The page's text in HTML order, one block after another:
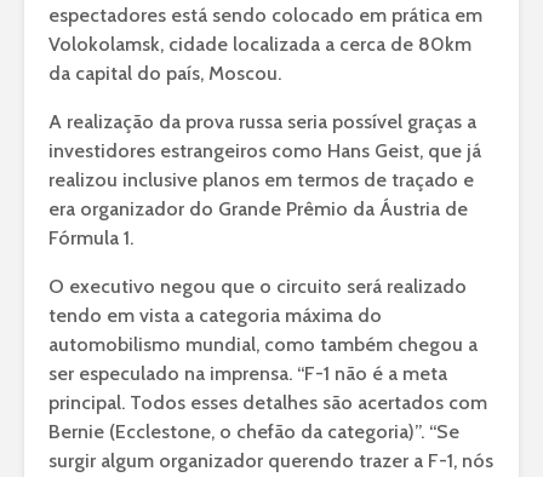
espectadores está sendo colocado em prática em
Volokolamsk, cidade localizada a cerca de 80km
da capital do país, Moscou.
A realização da prova russa seria possível graças a
investidores estrangeiros como Hans Geist, que já
realizou inclusive planos em termos de traçado e
era organizador do Grande Prêmio da Áustria de
Fórmula 1.
O executivo negou que o circuito será realizado
tendo em vista a categoria máxima do
automobilismo mundial, como também chegou a
ser especulado na imprensa. “F-1 não é a meta
principal. Todos esses detalhes são acertados com
Bernie (Ecclestone, o chefão da categoria)”. “Se
surgir algum organizador querendo trazer a F-1, nós